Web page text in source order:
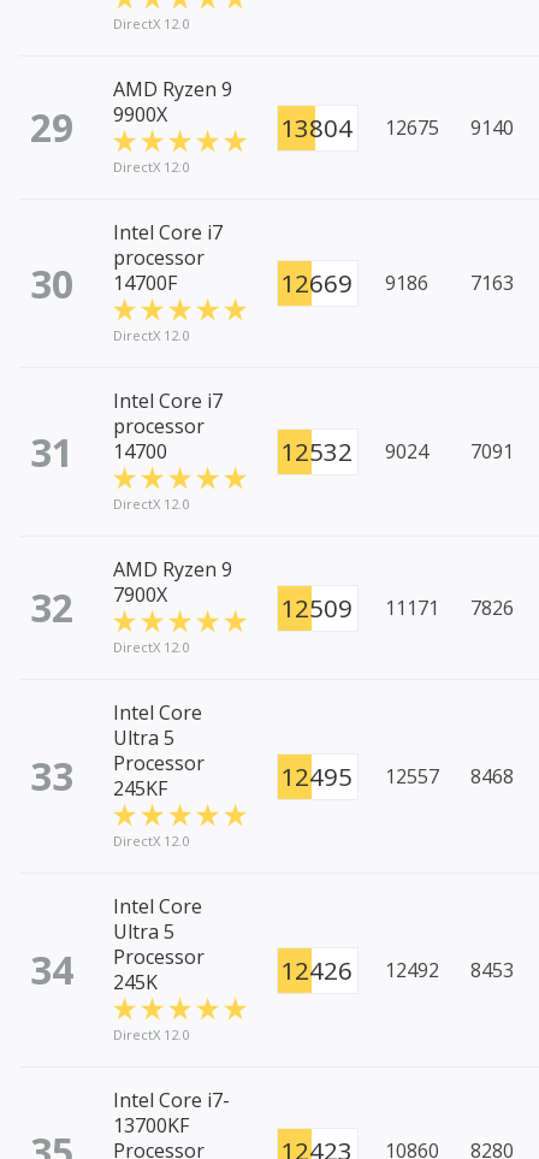
DirectX 12.0
29
AMD Ryzen 9
9900X
DirectX 12.0
13804 12675 9140
30
Intel Core i7
processor
14700F
DirectX 12.0
12669 9186 7163
31
Intel Core i7
processor
14700
DirectX 12.0
12532 9024 7091
32
AMD Ryzen 9
7900X
DirectX 12.0
12509 11171 7826
33
Intel Core
Ultra 5
Processor
245KF
DirectX 12.0
12495 12557 8468
34
Intel Core
Ultra 5
Processor
245K
DirectX 12.0
12426 12492 8453
Intel Core i7-
13700KF
Processor
12423 10860 8280